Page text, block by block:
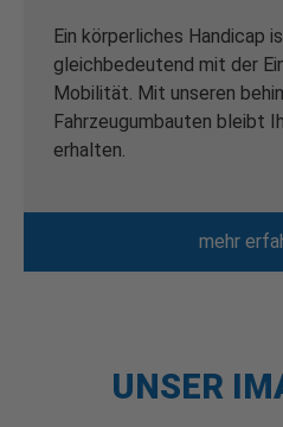
Ein körperliches Handicap
gleichbedeutend mit der
Mobilität. Mit unseren
Fahrzeugumbauten bleibt
erhalten.
mehr
UNSER